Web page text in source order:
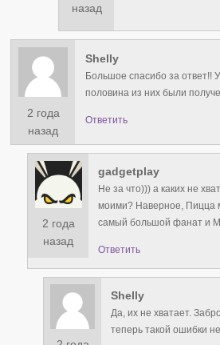
назад
2 года
назад
Shelly
Большое спасибо за ответ!!
половина из них были
Ответить
2 года
назад
gadgetplay
Не за что))) а каких не
моими? Наверное, Пицца
самый большой фанат и
Ответить
Shelly
Да, их не хватает.
теперь такой ошибки